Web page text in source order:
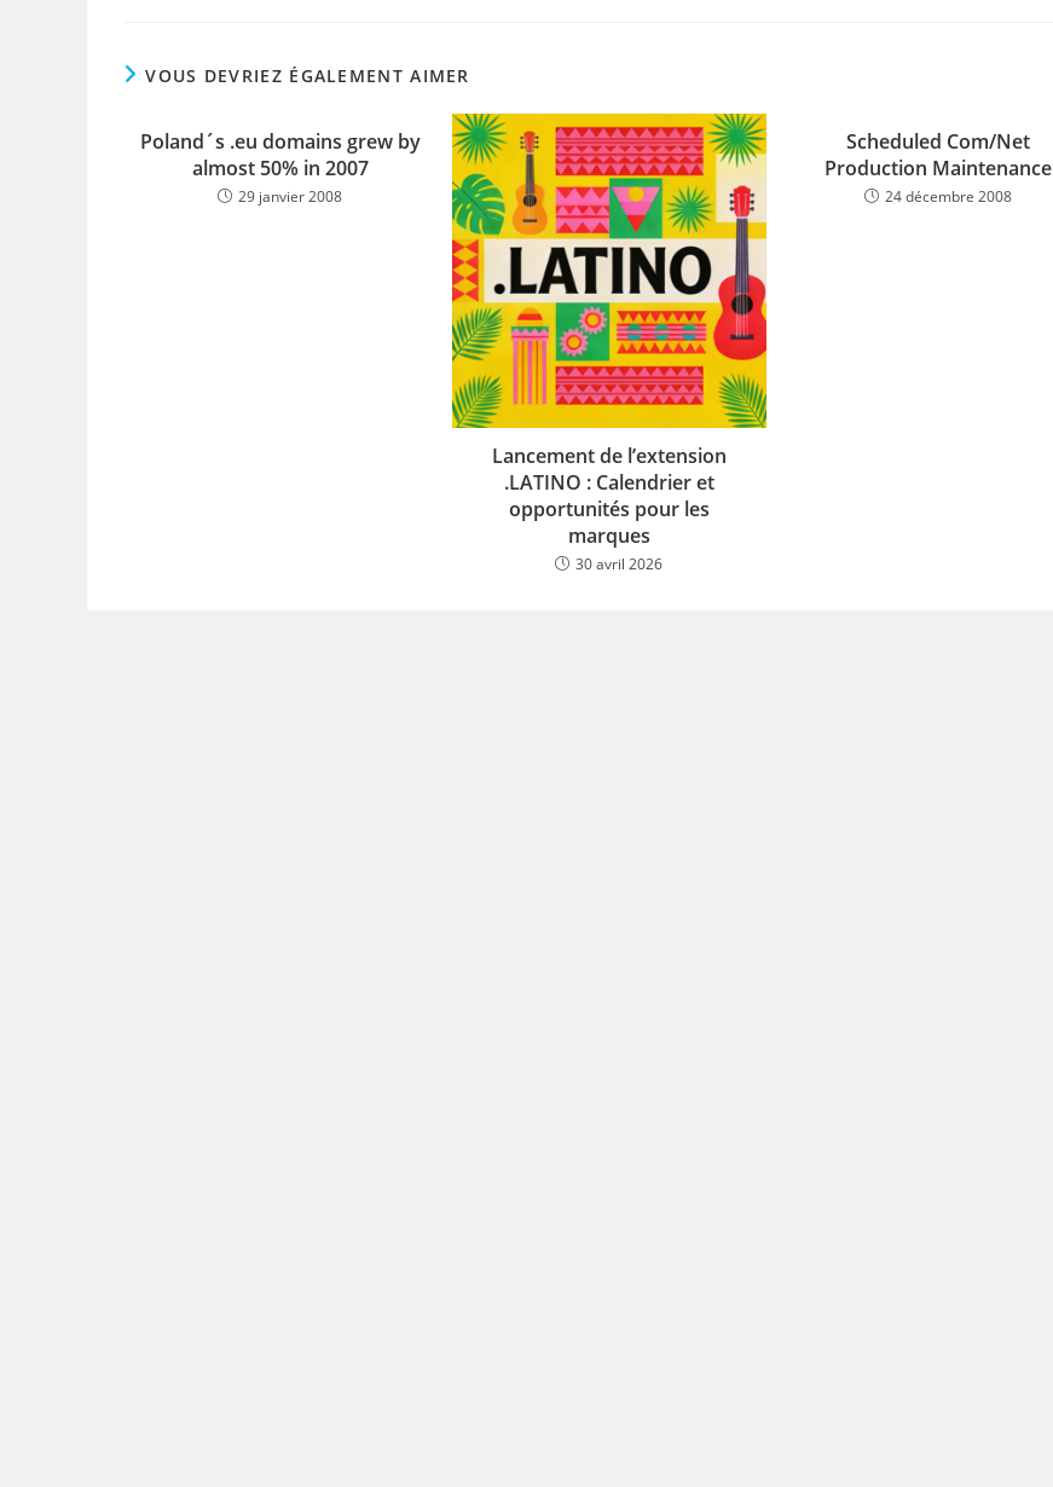
VOUS DEVRIEZ ÉGALEMENT AIMER
Poland´s .eu domains grew by
almost 50% in 2007
29 janvier 2008
Lancement de l’extension
.LATINO : Calendrier et
opportunités pour les
marques
30 avril 2026
Scheduled Com/Net
Production Maintenance
24 décembre 2008